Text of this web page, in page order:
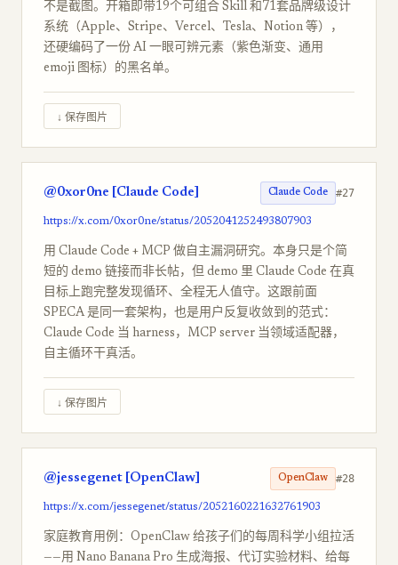
不是截图。开箱即带19个可组合 Skill 和71套品牌级设计
系统（Apple、Stripe、Vercel、Tesla、Notion 等），
还硬编码了一份 AI 一眼可辨元素（紫色渐变、通用
emoji 图标）的黑名单。
↓ 保存图片
@0xor0ne [Claude Code] Claude Code #27
https://x.com/0xor0ne/status/2052041252493807903
用 Claude Code + MCP 做自主漏洞研究。本身只是个简
短的 demo 链接而非长帖，但 demo 里 Claude Code 在真
目标上跑完整发现循环、全程无人值守。这跟前面
SPECA 是同一套架构，也是用户反复收敛到的范式：
Claude Code 当 harness，MCP server 当领域适配器，
自主循环干真活。
↓ 保存图片
@jessegenet [OpenClaw] OpenClaw #28
https://x.com/jessegenet/status/2052160221632761903
家庭教育用例：OpenClaw 给孩子们的每周科学小组拉活
——用 Nano Banana Pro 生成海报、代订实验材料、给每